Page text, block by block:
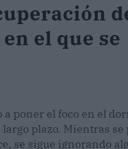
el que se
poner el foco en el
plazo. Mientras se
se sigue ignorando